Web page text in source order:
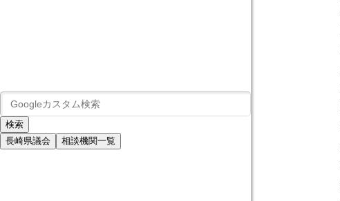
長崎県議会 相談機関一覧